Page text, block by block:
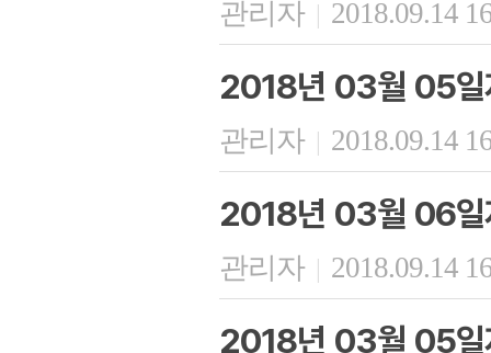
관리자 | 2018.09.14
2018년 03월 05일
관리자 | 2018.09.14
2018년 03월 06일
관리자 | 2018.09.14
2018년 03월 05일